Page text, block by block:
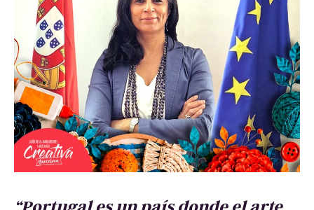
“Portugal es un país donde el arte